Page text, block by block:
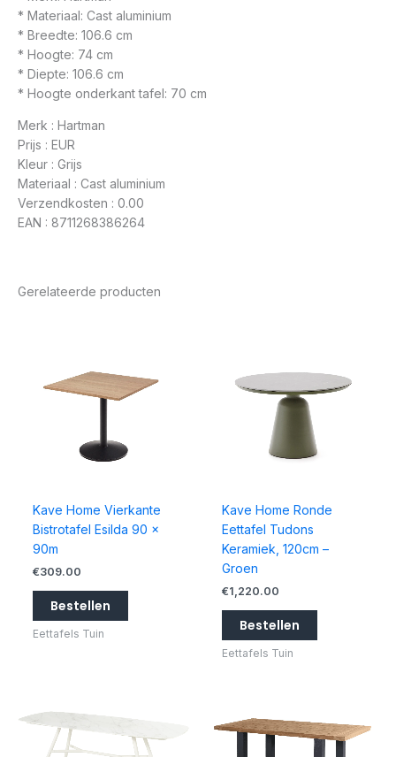
* Materiaal: Cast aluminium
* Breedte: 106.6 cm
* Hoogte: 74 cm
* Diepte: 106.6 cm
* Hoogte onderkant tafel: 70 cm
Merk : Hartman
Prijs : EUR
Kleur : Grijs
Materiaal : Cast aluminium
Verzendkosten : 0.00
EAN : 8711268386264
Gerelateerde producten
Kave Home Vierkante
Bistrotafel Esilda 90 x
90m
€309.00
Bestellen
Eettafels Tuin
Kave Home Ronde
Eettafel Tudons
Keramiek, 120cm –
Groen
€1,220.00
Bestellen
Eettafels Tuin